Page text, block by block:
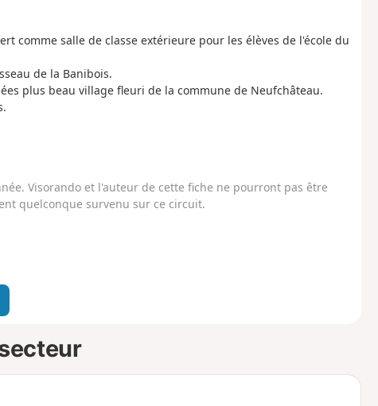
comme salle de classe extérieure pour les élèves de l'école du
de la Banibois.
plus beau village fleuri de la commune de Neufchâteau.
Visorando et l'auteur de cette fiche ne pourront pas être
quelconque survenu sur ce circuit.